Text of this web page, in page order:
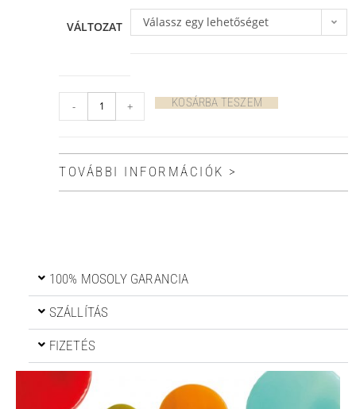
VÁLTOZAT Válassz egy lehetőséget
- + KOSÁRBA TESZEM
TOVÁBBI INFORMÁCIÓK >
100% MOSOLY GARANCIA
SZÁLLÍTÁS
FIZETÉS